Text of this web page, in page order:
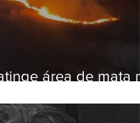
área de mata